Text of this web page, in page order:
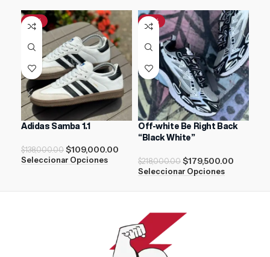
-21%
Adidas Samba 1.1
$138,000.00 $109,000.00
Seleccionar Opciones
-18%
Off-white Be Right Back
“Black White”
$218,000.00 $179,500.00
Seleccionar Opciones